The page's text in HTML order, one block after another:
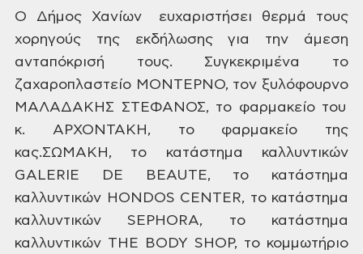
Ο Δήμος Χανίων ευχαριστήσει θερμά τους
χορηγούς της εκδήλωσης για την άμεση
ανταπόκρισή τους. Συγκεκριμένα το
ζαχαροπλαστείο ΜΟΝΤΕΡΝΟ, τον ξυλόφουρνο
ΜΑΛΑΔΑΚΗΣ ΣΤΕΦΑΝΟΣ, το φαρμακείο του
κ. ΑΡΧΟΝΤΑΚΗ, το φαρμακείο της
κας.ΣΩΜΑΚΗ, το κατάστημα καλλυντικών
GALERIE DE BEAUTE, το κατάστημα
καλλυντικών HONDOS CENTER, το κατάστημα
καλλυντικών SEPHORA, το κατάστημα
καλλυντικών ΤΗΕ ΒΟDY SHOP, το κομμωτήριο